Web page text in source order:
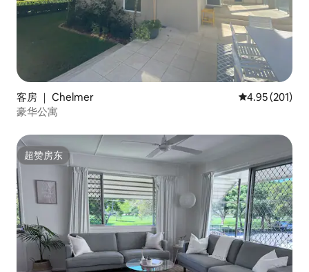
客房 ｜ Chelmer 平均评分 4.95
4.95 (201)
豪华公寓
超赞房东
超赞房东